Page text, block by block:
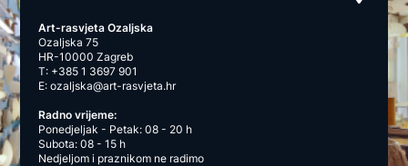
Art-rasvjeta Ozaljska
Ozaljska 75
HR-10000 Zagreb
T: +385 1 3697 901
E:ozaljska@art-rasvjeta.hr
Radno vrijeme:
Ponedjeljak - Petak: 08 - 20 h
Subota: 08 - 15 h
Nedjeljom i praznikom ne radimo